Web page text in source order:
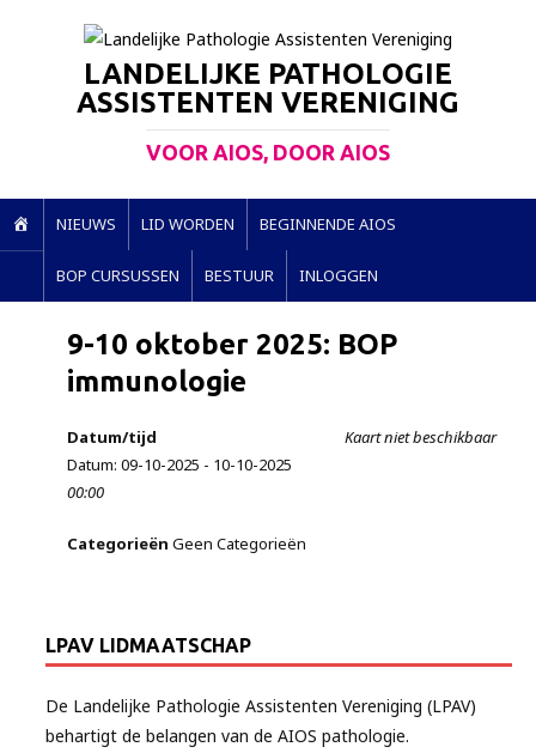
LANDELIJKE PATHOLOGIE
ASSISTENTEN VERENIGING
VOOR AIOS, DOOR AIOS
O
E
NIEUWS LID WORDEN BEGINNENDE AIOS
BOP CURSUSSEN BESTUUR INLOGGEN
9-10 oktober 2025: BOP
immunologie
Kaart niet beschikbaar
Datum/tijd
Datum: 09-10-2025 - 10-10-2025
00:00
Categorieën Geen Categorieën
LPAV LIDMAATSCHAP
De Landelijke Pathologie Assistenten Vereniging (LPAV)
behartigt de belangen van de AIOS pathologie.